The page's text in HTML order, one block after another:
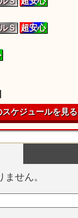
Ｓ 超安心
スケジュールを見る
せん。